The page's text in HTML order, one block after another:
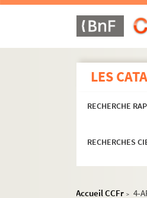
LES
RECHERCHE
RECHERCHES
Accueil CCFr > 4-